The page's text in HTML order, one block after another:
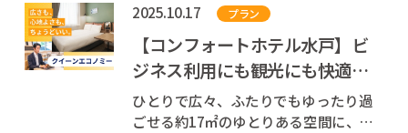
からさらにお得に泊まれるチャンス！
ゴールデンウィーク（GW）やお盆、年
末年始、春休み、夏休みも宿泊できる
かも！...
2025.10.17 プラン
【コンフォートホテル水戸】ビ
ジネス利用にも観光にも快適│
クイーンエコノミーをご紹介
ひとりで広々、ふたりでもゆったり過
ごせる約17㎡のゆとりある空間に、幅